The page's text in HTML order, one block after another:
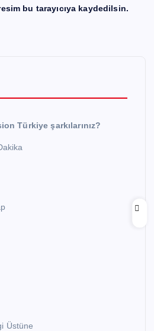
bu tarayıcıya kaydedilsin.
Türkiye şarkılarınız?
Üstüne